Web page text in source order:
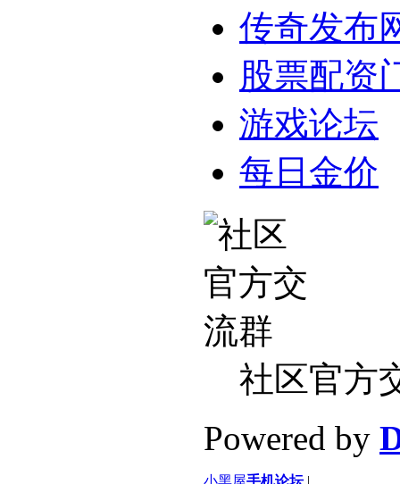
传奇发布
股票配资
游戏论坛
每日金价
社区官方
Powered by